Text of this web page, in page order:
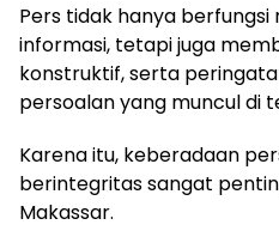
Pers tidak hanya
informasi, tetapi juga
konstruktif, serta
persoalan yang muncul di
Karena itu, keberadaan
berintegritas sangat
Makassar.